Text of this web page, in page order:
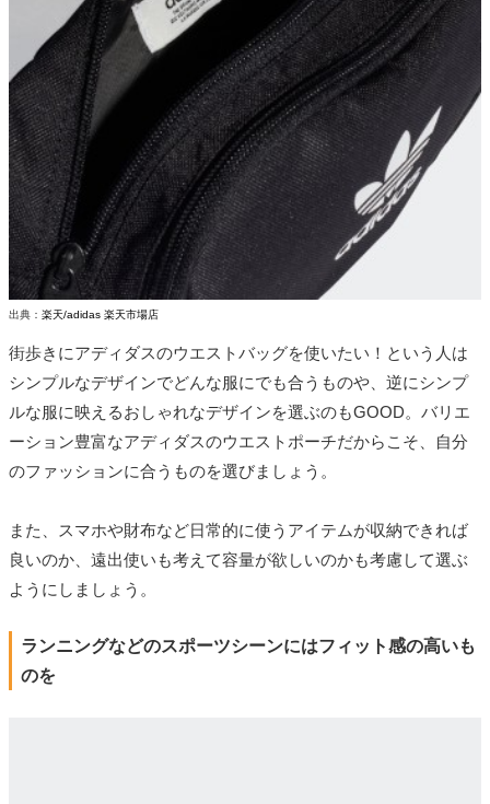
出典： 楽天/adidas 楽天市場店
街歩きにアディダスのウエストバッグを使いたい！という人は
シンプルなデザインでどんな服にでも合うものや、逆にシンプ
ルな服に映えるおしゃれなデザインを選ぶのもGOOD。バリエ
ーション豊富なアディダスのウエストポーチだからこそ、自分
のファッションに合うものを選びましょう。
また、スマホや財布など日常的に使うアイテムが収納できれば
良いのか、遠出使いも考えて容量が欲しいのかも考慮して選ぶ
ようにしましょう。
ランニングなどのスポーツシーンにはフィット感の高いも
のを